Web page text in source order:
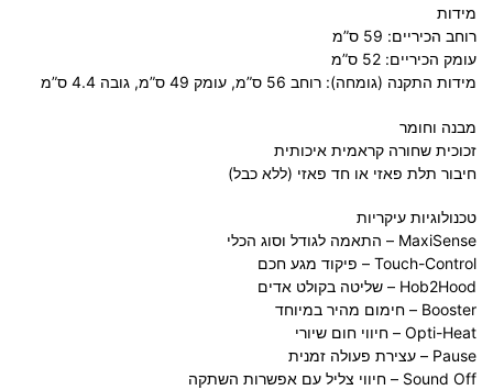
מידות
רוחב הכיריים: 59 ס”מ
עומק הכיריים: 52 ס”מ
מידות התקנה (גומחה): רוחב 56 ס”מ, עומק 49 ס”מ, גובה 4.4 ס”מ
מבנה וחומר
זכוכית שחורה קראמית איכותית
חיבור תלת פאזי או חד פאזי (ללא כבל)
טכנולוגיות עיקריות
MaxiSense – התאמה לגודל וסוג הכלי
Touch-Control – פיקוד מגע חכם
Hob2Hood – שליטה בקולט אדים
Booster – חימום מהיר במיוחד
Opti-Heat – חיווי חום שיורי
Pause – עצירת פעולה זמנית
Sound Off – חיווי צליל עם אפשרות השתקה